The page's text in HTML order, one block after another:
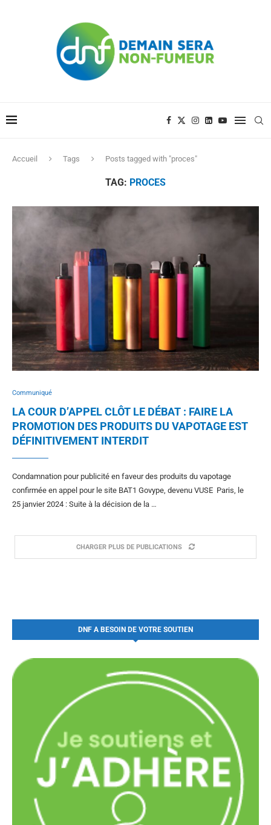
Accueil Tags Posts tagged with "proces"
TAG: PROCES
Communiqué
LA COUR D’APPEL CLÔT LE DÉBAT : FAIRE LA
PROMOTION DES PRODUITS DU VAPOTAGE EST
DÉFINITIVEMENT INTERDIT
Condamnation pour publicité en faveur des produits du vapotage
confirmée en appel pour le site BAT1 Govype, devenu VUSE Paris, le
25 janvier 2024 : Suite à la décision de la …
CHARGER PLUS DE PUBLICATIONS
DNF A BESOIN DE VOTRE SOUTIEN